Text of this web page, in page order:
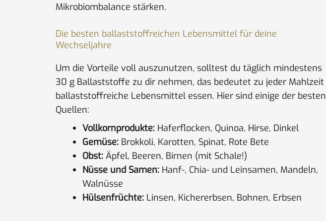
Mikrobiombalance stärken.
Die besten ballaststoffreichen Lebensmittel für deine
Wechseljahre
Um die Vorteile voll auszunutzen, solltest du täglich mindestens
30 g Ballaststoffe zu dir nehmen, das bedeutet zu jeder Mahlzeit
ballaststoffreiche Lebensmittel essen. Hier sind einige der besten
Quellen:
Vollkornprodukte: Haferflocken, Quinoa, Hirse, Dinkel
Gemüse: Brokkoli, Karotten, Spinat, Rote Bete
Obst: Äpfel, Beeren, Birnen (mit Schale!)
Nüsse und Samen: Hanf-, Chia- und Leinsamen, Mandeln,
Walnüsse
Hülsenfrüchte: Linsen, Kichererbsen, Bohnen, Erbsen